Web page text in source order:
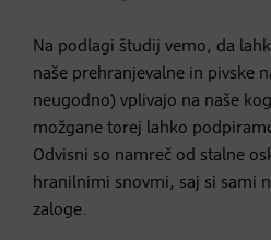
Na podlagi študij vemo, da
naše prehranjevalne in pivske
neugodno) vplivajo na naše
možgane torej lahko
Odvisni so namreč od stalne
hranilnimi snovmi, saj si sami
zaloge.